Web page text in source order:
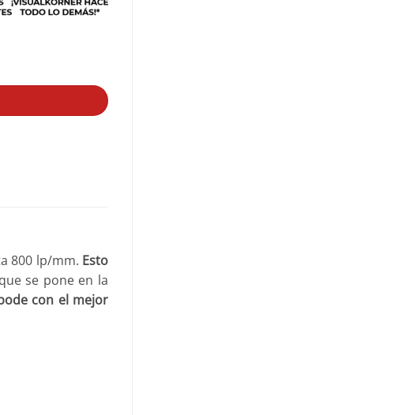
800 lp/mm. Esto
se pone en la
con el mejor